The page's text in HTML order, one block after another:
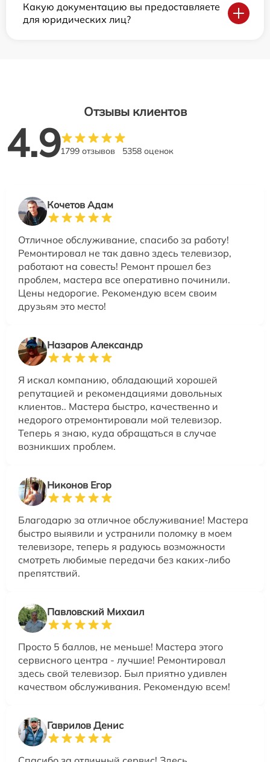
Какую документацию вы предоставляете
для юридических лиц?
Отзывы клиентов
4.91799 отзывов 5358 оценок
Кочетов Адам
Отличное обслуживание, спасибо за работу!
Ремонтировал не так давно здесь телевизор,
работают на совесть! Ремонт прошел без
проблем, мастера все оперативно починили.
Цены недорогие. Рекомендую всем своим
друзьям это место!
Назаров Александр
Я искал компанию, обладающий хорошей
репутацией и рекомендациями довольных
клиентов.. Мастера быстро, качественно и
недорого отремонтировали мой телевизор.
Теперь я знаю, куда обращаться в случае
возникших проблем.
Никонов Егор
Благодарю за отличное обслуживание! Мастера
быстро выявили и устранили поломку в моем
телевизоре, теперь я радуюсь возможности
смотреть любимые передачи без каких-либо
препятствий.
Павловский Михаил
Просто 5 баллов, не меньше! Мастера этого
сервисного центра - лучшие! Ремонтировал
здесь свой телевизор. Был приятно удивлен
качеством обслуживания. Рекомендую всем!
Гаврилов Денис